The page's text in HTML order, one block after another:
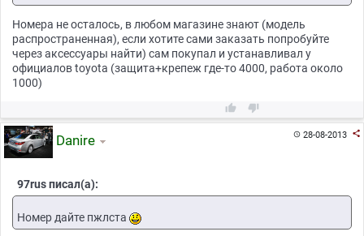
Номера не осталось, в любом магазине знают (модель
распространенная), если хотите сами заказать попробуйте
через аксессуары найти) сам покупал и устанавливал у
официалов toyota (защита+крепеж где-то 4000, работа около
1000)
 
28-08-2013 
Danire
97rus писал(а):
Номер дайте пжлста